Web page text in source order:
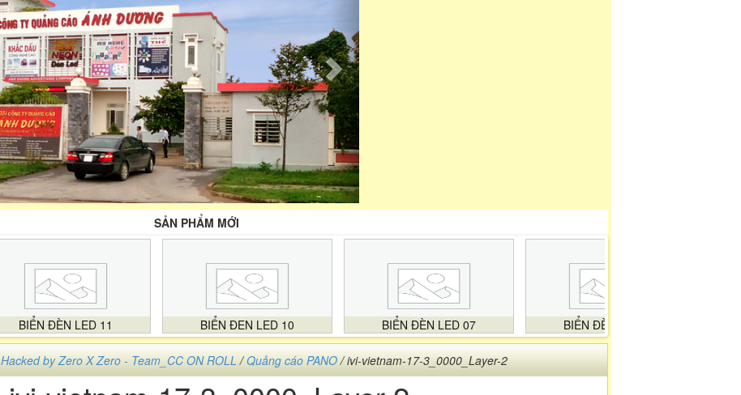
SẢN PHẨM MỚI
BIỂN ĐÈN LED 11 BIỂN ĐEN LED 10 BIỂN ĐÈN LED 07 BIỂN ĐÈN LED 08
Hacked by Zero X Zero - Team_CC ON ROLL/Quảng cáo PANO/ ivi-vietnam-17-3_0000_Layer-2